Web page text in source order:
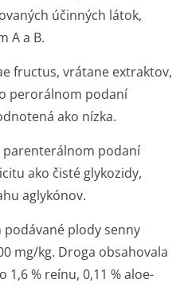
účinných látok,
A a B.
fructus, vrátane extraktov,
perorálnom podaní
ako nízka.
parenterálnom podaní
ako čisté glykozidy,
aglykónov.
plody senny
mg/kg. Droga obsahovala
1,6 % reínu, 0,11 % aloe-